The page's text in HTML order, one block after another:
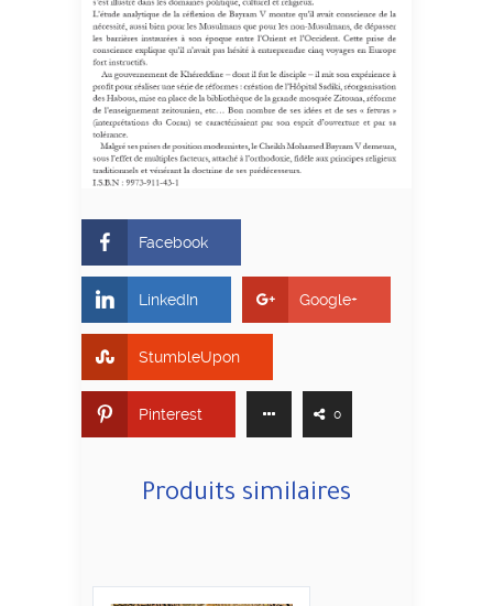
Facebook
LinkedIn Google+
StumbleUpon
Pinterest 0
Produits similaires